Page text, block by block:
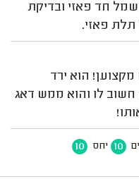
חד פאזי ובדיקת
פאזי.
הוא ירד
לו והוא ממש דאג
10 יחס 10